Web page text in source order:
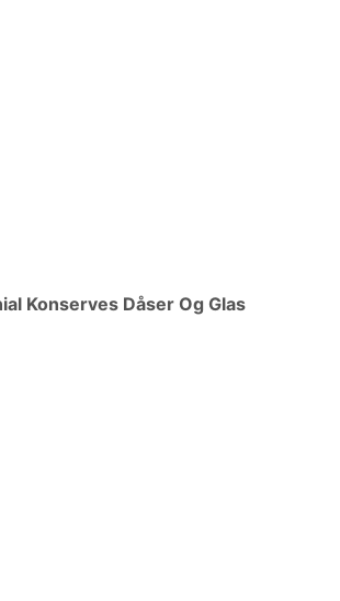
Konserves Dåser Og Glas